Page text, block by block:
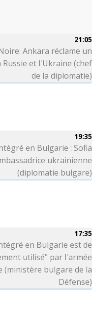
21:05
Ankara réclame un
et l'Ukraine (chef
de la diplomatie)
19:35
en Bulgarie : Sofia
ukrainienne
(diplomatie bulgare)
17:35
en Bulgarie est de
utilisé" par l'armée
(ministère bulgare de la
Défense)